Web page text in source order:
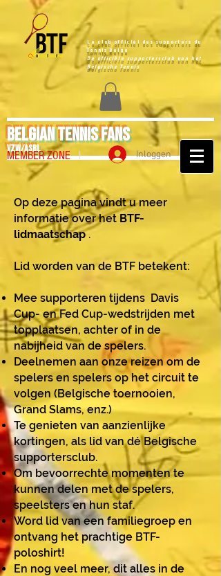
Le club officiel des supporters du
Tennis Belge
De officiële supportersclub van het
Belgische Tennis
BELGIAN TENNIS FANS
vzw/ASBL
MEMBER ZONEl Inloggen
Op deze pagina vindt u meer
informatie over het BTF-
lidmaatschap.
Lid worden van de BTF betekent:
Mee supporteren tijdens Davis
Cup- en Fed Cup-wedstrijden met
topplaatsen, achter of in de
nabijheid van de spelers.
Deelnemen aan onze reizen om de
spelers en spelers op het circuit te
volgen (Belgische toernooien,
Grand Slams, enz.)
Te genieten van aanzienlijke
kortingen, als lid van dé Belgische
supportersclub.
Om bevoorrechte momenten te
kunnen delen met de spelers,
speelsters en hun staf.
Word lid van een familiegroep en
ontvang het prachtige BTF-
poloshirt!
En nog veel meer, dit alles in de